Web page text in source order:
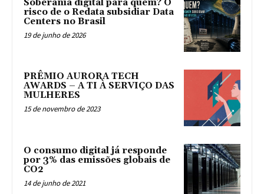
Soberania digital para quem? O
risco de o Redata subsidiar Data
Centers no Brasil
19 de junho de 2026
PRÊMIO AURORA TECH
AWARDS – A TI À SERVIÇO DAS
MULHERES
15 de novembro de 2023
O consumo digital já responde
por 3% das emissões globais de
CO2
14 de junho de 2021